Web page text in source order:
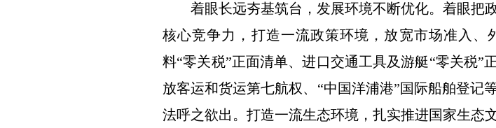
着眼长远夯基筑台，发展环境不断优化。着眼把
核心竞争力，打造一流政策环境，放宽市场准入、
料“零关税”正面清单、进口交通工具及游艇“零关税”
放客运和货运第七航权、“中国洋浦港”国际船舶登记
法呼之欲出。打造一流生态环境，扎实推进国家生态